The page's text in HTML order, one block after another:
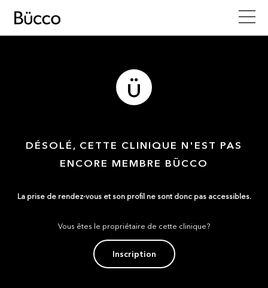
DÉSOLÉ, CETTE CLINIQUE N'EST PAS
ENCORE MEMBRE BÜCCO
La prise de rendez-vous et son profil ne sont donc pas accessibles.
Vous êtes le propriétaire de cette clinique?
Inscription